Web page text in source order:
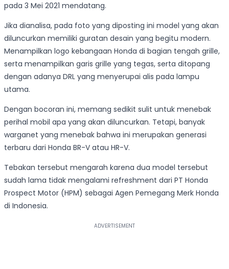
pada 3 Mei 2021 mendatang.
Jika dianalisa, pada foto yang diposting ini model yang akan
diluncurkan memiliki guratan desain yang begitu modern.
Menampilkan logo kebangaan Honda di bagian tengah grille,
serta menampilkan garis grille yang tegas, serta ditopang
dengan adanya DRL yang menyerupai alis pada lampu
utama.
Dengan bocoran ini, memang sedikit sulit untuk menebak
perihal mobil apa yang akan diluncurkan. Tetapi, banyak
warganet yang menebak bahwa ini merupakan generasi
terbaru dari Honda BR-V atau HR-V.
Tebakan tersebut mengarah karena dua model tersebut
sudah lama tidak mengalami refreshment dari PT Honda
Prospect Motor (HPM) sebagai Agen Pemegang Merk Honda
di Indonesia.